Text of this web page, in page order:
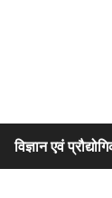
विज्ञान एवं